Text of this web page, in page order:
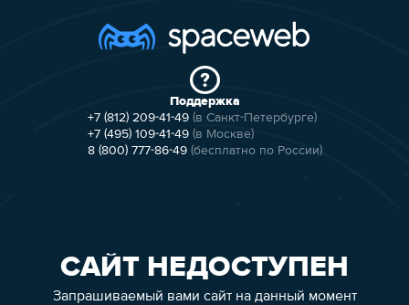
Поддержка
+7 (812) 209-41-49 (в Санкт-Петербурге)
+7 (495) 109-41-49 (в Москве)
8 (800) 777-86-49 (бесплатно по России)
САЙТ НЕДОСТУПЕН
Запрашиваемый вами сайт на данный момент